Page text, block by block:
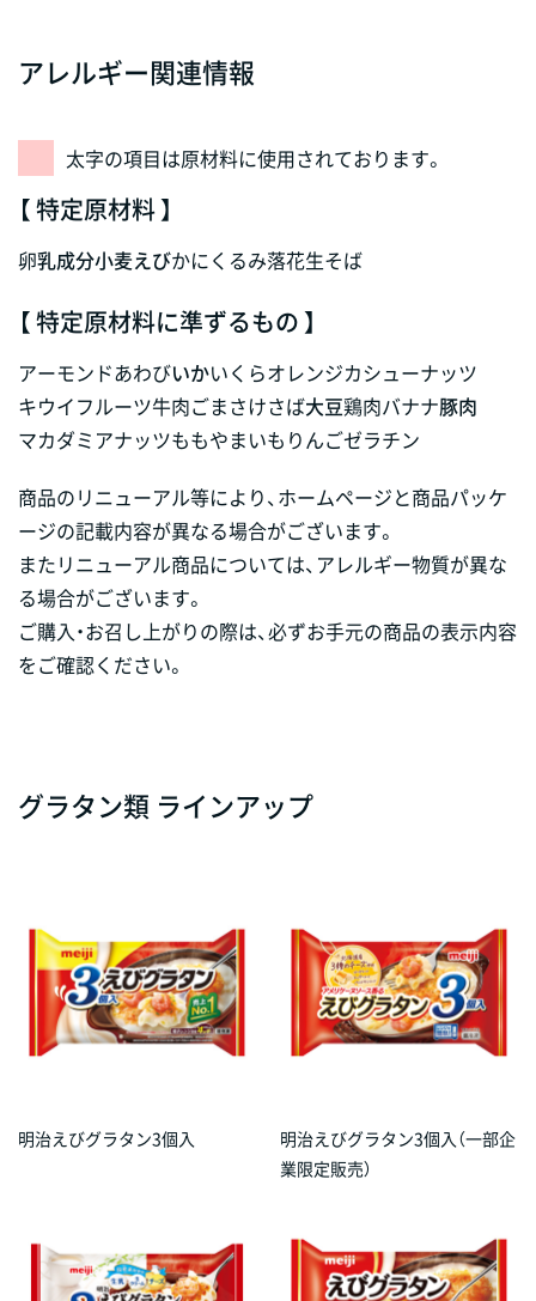
アレルギー関連情報
太字の項目は原材料に使用されております。
【 特定原材料 】
卵乳成分小麦えびかにくるみ落花生そば
【 特定原材料に準ずるもの 】
アーモンドあわびいかいくらオレンジカシューナッツ
キウイフルーツ牛肉ごまさけさば大豆鶏肉バナナ豚肉
マカダミアナッツももやまいも りんごゼラチン
商品のリニューアル等により、ホームページと商品パッケ
ージの記載内容が異なる場合がございます。
またリニューアル商品については、アレルギー物質が異な
る場合がございます。
ご購入・お召し上がりの際は、必ずお手元の商品の表示内容
をご確認ください。
グラタン類 ラインアップ
明治えびグラタン3個入
明治えびグラタン3個入（一部企
業限定販売）